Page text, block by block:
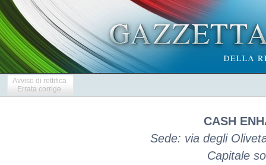
Avviso di rettifica
Errata corrige
CASH
Sede: via degli
Capitale